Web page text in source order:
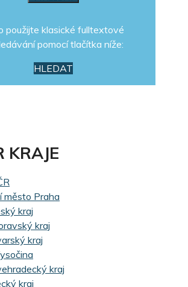
použijte klasické fulltextové
pomocí tlačítka níže:
HLEDAT
KRAJE
město Praha
kraj
kraj
kraj
kraj
kraj